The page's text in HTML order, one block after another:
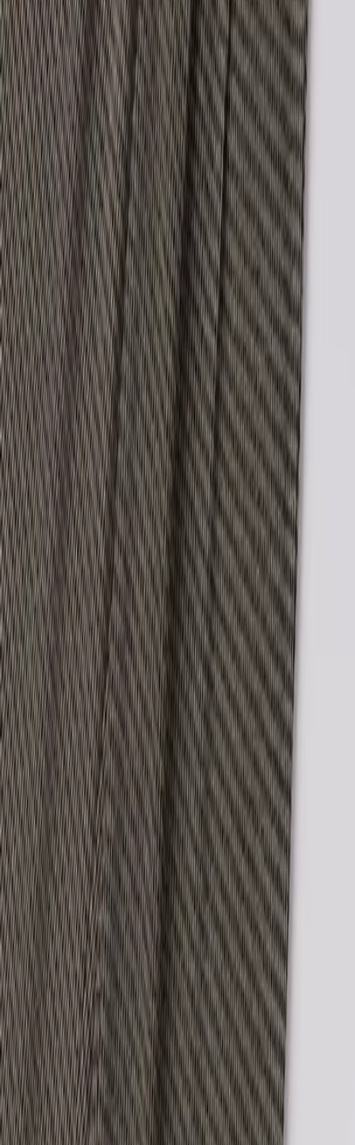
Σχετικά με εμάς
Ευκαιρίες καριέρας
Συνεργαζόμενα καταστήματα
SHOPFLIX B2B
SHOPFLIX app
ONLINE ΑΓΟΡΕΣ
Παραδόσεις
Επιστροφές προϊόντων
Τρόποι πληρωμής
Klarna
Προστασία αγορών
Άρθρο 39
Δωροκάρτες SHOPFLIX
ΕΞΥΠΗΡΕΤΗΣΗ ΠΕΛΑΤΩΝ
Παρακολούθηση Παραγγελίας
Συχνές ερωτήσεις
Επικοινωνία
ΥΠΗΡΕΣΙΕΣ
SHOPFLIX max
SHOPFLIX tickets
SHOPFLIX ΜΕ ΤΗ ΜΙΑ
Clever Point
BOX NOW Lockers
Γίνε συνεργάτης!
Άνοιξε τώρα το δικό σου κατάστημα SHOPFLIX και αύξησε τις
πωλήσεις σου.
ΕΤΑΙΡΕΙΑ
Σχετικά με εμάς
Ευκαιρίες καριέρας
Συνεργαζόμενα καταστήματα
SHOPFLIX B2B
SHOPFLIX app
Γίνε συνεργάτης!